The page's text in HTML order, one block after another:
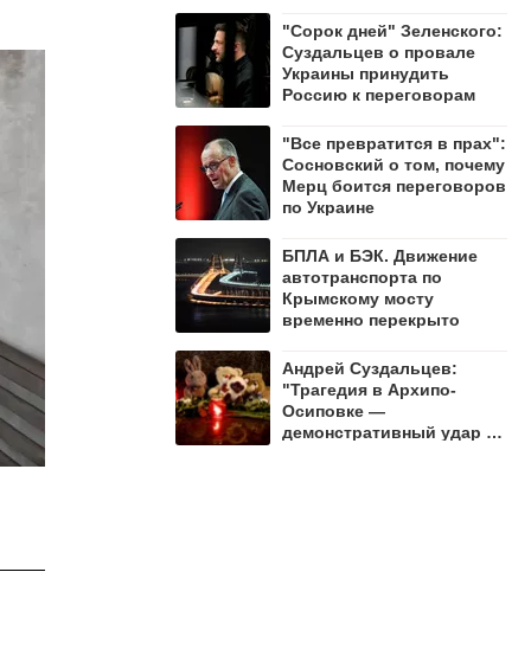
"Сорок дней" Зеленского:
Суздальцев о провале
Украины принудить
Россию к переговорам
"Все превратится в прах":
Сосновский о том, почему
Мерц боится переговоров
по Украине
БПЛА и БЭК. Движение
автотранспорта по
Крымскому мосту
временно перекрыто
Андрей Суздальцев:
"Трагедия в Архипо-
Осиповке —
демонстративный удар по